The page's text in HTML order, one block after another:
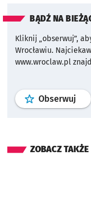
BĄDŹ NA
Kliknij „obserwuj”,
Wrocławiu.
www.wroclaw.pl
Obserwuj profil
ZOBACZ TAKŻE